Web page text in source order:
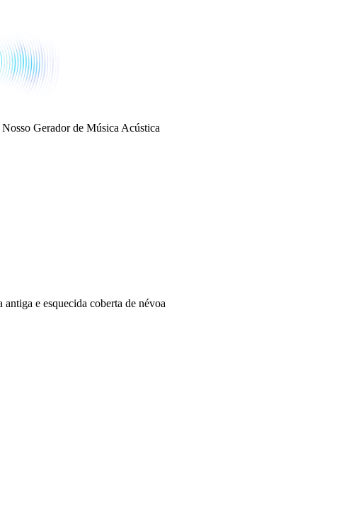
Gerador de Música Acústica
e esquecida coberta de névoa